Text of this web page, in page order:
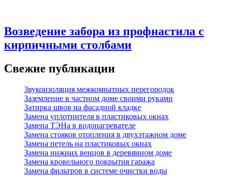
Возведение забора из профнастила с
кирпичными столбами
Свежие публикации
Звукоизоляция межкомнатных перегородок
Заземление в частном доме своими руками
Затирка швов на фасадной кладке
Замена уплотнителя в пластиковых окнах
Замена ТЭНа в водонагревателе
Замена стояков отопления в двухэтажном доме
Замена петель на пластиковых окнах
Замена нижних венцов в деревянном доме
Замена кровельного покрытия гаража
Замена фильтров в системе очистки воды